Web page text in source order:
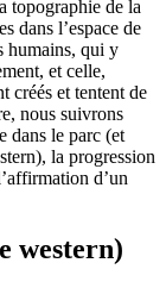
topographie de la
dans l’espace de
humains, qui y
et celle,
créés et tentent de
nous suivrons
dans le parc (et
la progression
d’un
western)